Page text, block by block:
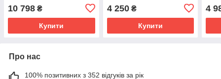
BP-240 + Зарядний
пристрій FC-230
10 798 ₴
Купити
4 250₴
Купити
4
Про нас
100% позитивних з 352 відгуків за рік